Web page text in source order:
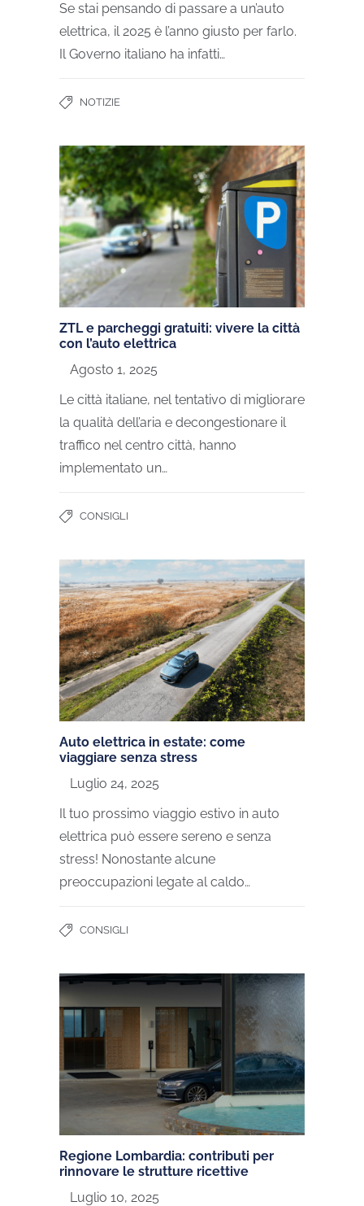
Se stai pensando di passare a un’auto
elettrica, il 2025 è l’anno giusto per farlo.
Il Governo italiano ha infatti…
NOTIZIE
ZTL e parcheggi gratuiti: vivere la città
con l’auto elettrica
Agosto 1, 2025
Le città italiane, nel tentativo di migliorare
la qualità dell’aria e decongestionare il
traffico nel centro città, hanno
implementato un…
CONSIGLI
Auto elettrica in estate: come
viaggiare senza stress
Luglio 24, 2025
Il tuo prossimo viaggio estivo in auto
elettrica può essere sereno e senza
stress! Nonostante alcune
preoccupazioni legate al caldo…
CONSIGLI
Regione Lombardia: contributi per
rinnovare le strutture ricettive
Luglio 10, 2025